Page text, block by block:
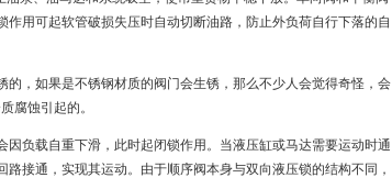
用可起软管破损失压时自动切断油路，防止外负荷自行下落的自
，如果是不锈钢材质的阀门会生锈，那么不少人会觉得奇怪，会
腐蚀引起的。
负载自重下滑，此时起闭锁作用。当液压缸或马达需要运动时通
接通，实现其运动。由于顺序阀本身与双向液压锁的结构不同，